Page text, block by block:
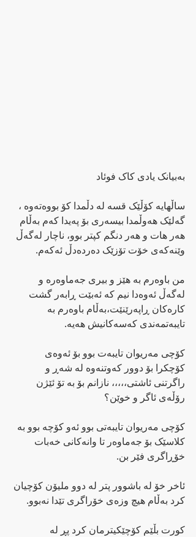
بەبیانک یادی کاک فوئاد
ساڵهایە کۆڵێک قسە لە دڵمدا کۆ بووەتەوە ،
گەلێک هەوڵمدا بیسەری بۆ پەیدا کەم بەڵام
هەر هات و هەر دنگم کپتر بوو، ناچار لەگەڵ
وێنەکەی خۆت تۆزێک دەردەدڵ ئەکەم.
من باوەرم بە هێز و بیری جەماوەرە و
لەگەڵ ئەوەدا نیم کە ئەبێت ڕابەر گشت
کارەکان ڕاپەرێنێت،بەڵام باوەرم بە
تایبەتمەندی کەسەکانیش هەیە.
کۆچی مەریوان تایبەت بوو بۆ ئەوەی
کۆچکرا بۆ دوور کەوتنەوە لە شەڕ و
راگرتنی ئاشتی،،،،، نازانم بۆ بە تۆ ئێژن
رۆڵەی ئاگر و خوێن؟
کۆچی مەریوان تایبەتی بوو ئەو کۆچە بوو بە
کلاسێک بۆ جەماوەر تا وانەکانی خەبات
خۆڕاگری فێر بن.
ئاخر خۆ لە باشوور پتر لە دوو ملیۆن کۆچیان
کرد بەڵام هیچ وزەی خۆراگری تێدا نەبوو.
کورت بڵێم کۆچێکیترمان کرد پڕ لە